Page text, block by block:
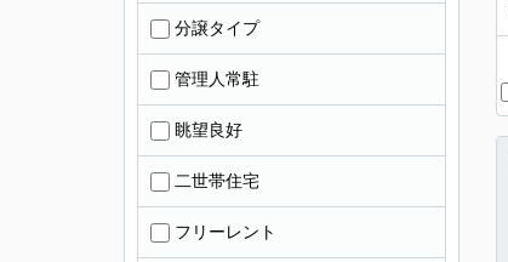
分譲タイプ
管理人常駐
眺望良好
二世帯住宅
フリーレント